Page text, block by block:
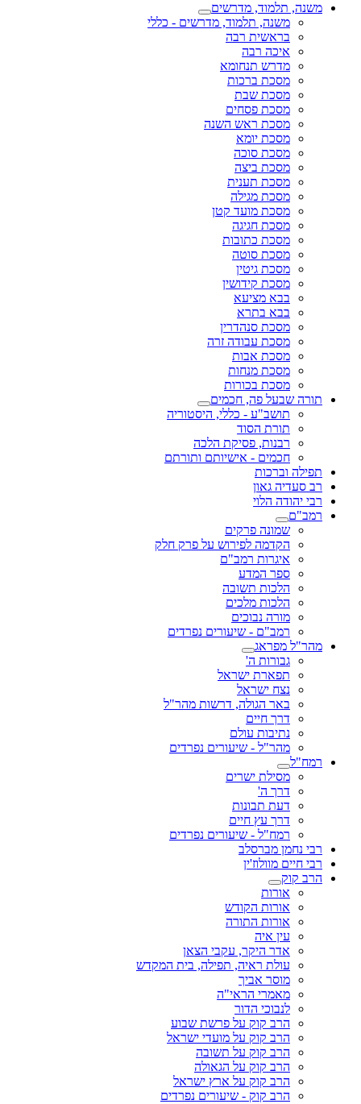
משנה, תלמוד, מדרשים
משנה, תלמוד, מדרשים - כללי
בראשית רבה
איכה רבה
מדרש תנחומא
מסכת ברכות
מסכת שבת
מסכת פסחים
מסכת ראש השנה
מסכת יומא
מסכת סוכה
מסכת ביצה
מסכת תענית
מסכת מגילה
מסכת מועד קטן
מסכת חגיגה
מסכת כתובות
מסכת סוטה
מסכת גיטין
מסכת קידושין
בבא מציעא
בבא בתרא
מסכת סנהדרין
מסכת עבודה זרה
מסכת אבות
מסכת מנחות
מסכת בכורות
תורה שבעל פה, חכמים
תושב"ע - כללי, היסטוריה
תורת הסוד
רבנות, פסיקת הלכה
חכמים - אישיותם ותורתם
תפילה וברכות
רב סעדיה גאון
רבי יהודה הלוי
רמב"ם
שמונה פרקים
הקדמה לפירוש על פרק חלק
איגרות רמב"ם
ספר המדע
הלכות תשובה
הלכות מלכים
מורה נבוכים
רמב"ם - שיעורים נפרדים
מהר"ל מפראג
גבורות ה'
תפארת ישראל
נצח ישראל
באר הגולה, דרשות מהר"ל
דרך חיים
נתיבות עולם
מהר"ל - שיעורים נפרדים
רמח"ל
מסילת ישרים
דרך ה'
דעת תבונות
דרך עץ חיים
רמח"ל - שיעורים נפרדים
רבי נחמן מברסלב
רבי חיים מוולוז'ין
הרב קוק
אורות
אורות הקודש
אורות התורה
עין איה
אדר היקר, עקבי הצאן
עולת ראיה, תפילה, בית המקדש
מוסר אביך
מאמרי הראי"ה
לנבוכי הדור
הרב קוק על פרשת שבוע
הרב קוק על מועדי ישראל
הרב קוק על תשובה
הרב קוק על הגאולה
הרב קוק על ארץ ישראל
הרב קוק - שיעורים נפרדים